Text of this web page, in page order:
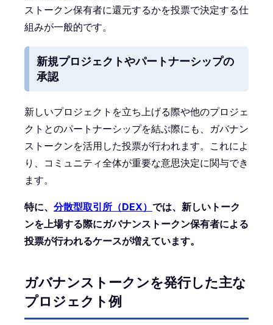
ストークン保有者に還元するかを投票で決定する仕
組みが一般的です。
新規プロジェクトやパートナーシップの
承認
新しいプロジェクトを立ち上げる際や他のプロジェ
クトとのパートナーシップを結ぶ際にも、ガバナン
ストークンを活用した投票が行われます。これによ
り、コミュニティ全体が重要な意思決定に関与でき
ます。
特に、 分散型取引所（DEX） では、新しいトーク
ンを上場する際にガバナンストークン保有者による
投票が行われるケースが増えています。
ガバナンストークンを発行した主な
プロジェクト例